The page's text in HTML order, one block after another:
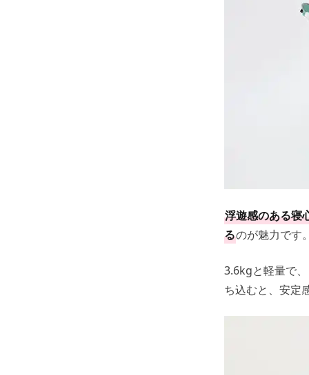
浮遊感のある寝
るのが魅力です。
3.6kgと軽量で
ち込むと、安定